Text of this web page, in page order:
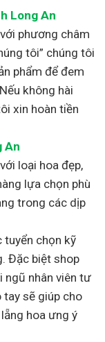
Long An
phương châm
tôi” chúng tôi
phẩm để đem
không hài
xin hoàn tiền
An
loại hoa đẹp,
lựa chọn phù
trong các dịp
tuyển chọn kỹ
. Đặc biệt shop
ngũ nhân viên tư
tay sẽ giúp cho
hoa ưng ý